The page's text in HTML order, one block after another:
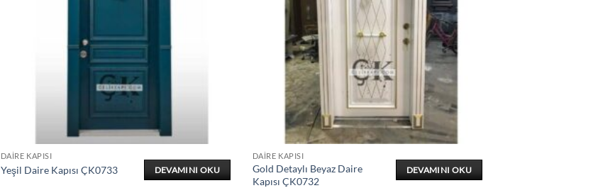
DAIRE KAPISI
Yeşil Daire Kapısı ÇK0733 DEVAMINI OKU
DAIRE KAPISI
Gold Detaylı Beyaz Daire
Kapısı ÇK0732
DEVAMINI OKU